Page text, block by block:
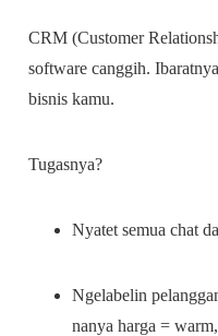
CRM (Customer
software canggih.
bisnis kamu.
Tugasnya?
Nyatet semua chat
Ngelabelin
nanya harga =